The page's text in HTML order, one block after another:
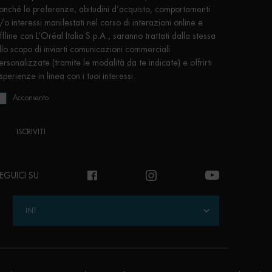
le preferenze, abitudini d’acquisto, comportamenti
o interessi manifestati nel corso di interazioni online e
con L’Oréal Italia S.p.A., saranno trattati dalla stessa
scopo di inviarti comunicazioni commerciali
(tramite le modalità da te indicate) e offrirti
in linea con i tuoi interessi.
Acconsento
ISCRIVITI
SU
INT